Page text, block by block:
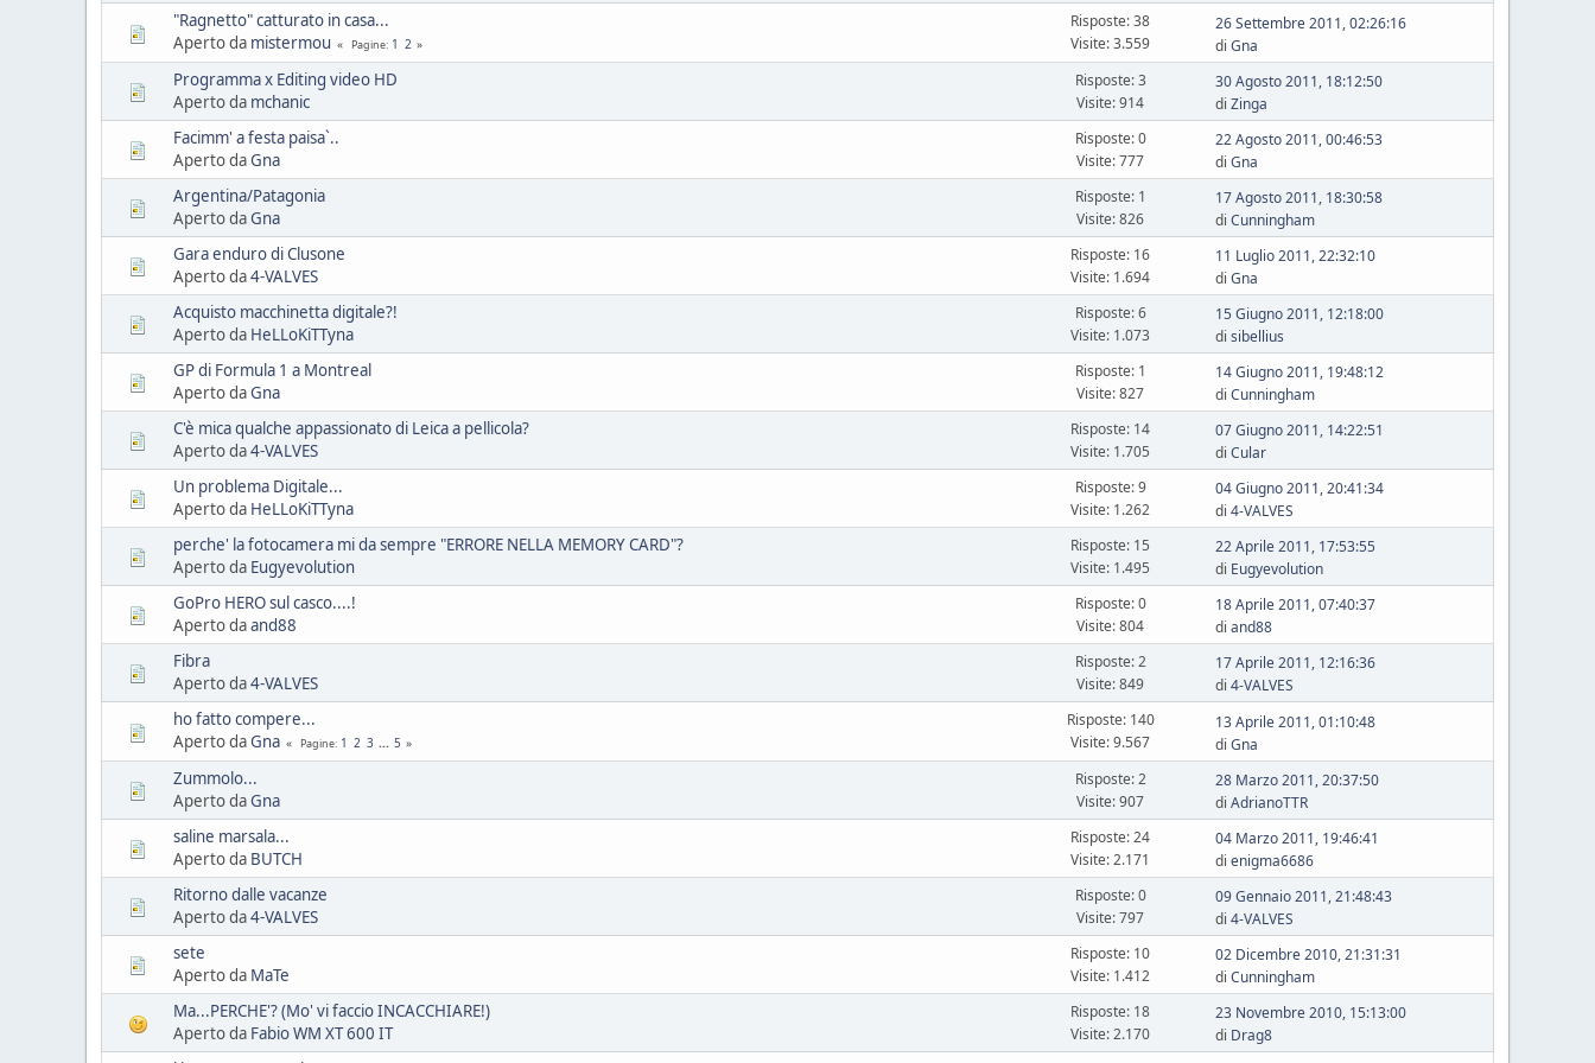
"Ragnetto" catturato in casa...
Aperto da mistermou Pagine 1 2
Risposte: 38
Visite: 3.559
26 Settembre 2011, 02:26:16
di Gna
Programma x Editing video HD
Aperto da mchanic
Risposte: 3
Visite: 914
30 Agosto 2011, 18:12:50
di Zinga
Facimm' a festa paisa`..
Aperto daGna
Risposte: 0
Visite: 777
22 Agosto 2011, 00:46:53
di Gna
Argentina/Patagonia
Aperto daGna
Risposte: 1
Visite: 826
17 Agosto 2011, 18:30:58
di Cunningham
Gara enduro di Clusone
Aperto da4-VALVES
Risposte: 16
Visite: 1.694
11 Luglio 2011, 22:32:10
di Gna
Acquisto macchinetta digitale?!
Aperto da HeLLoKiTTyna
Risposte: 6
Visite: 1.073
15 Giugno 2011, 12:18:00
di sibellius
GP di Formula 1 a Montreal
Aperto daGna
Risposte: 1
Visite: 827
14 Giugno 2011, 19:48:12
di Cunningham
C'è mica qualche appassionato di Leica a pellicola?
Aperto da4-VALVES
Risposte: 14
Visite: 1.705
07 Giugno 2011, 14:22:51
di Cular
Un problema Digitale...
Aperto da HeLLoKiTTyna
Risposte: 9
Visite: 1.262
04 Giugno 2011, 20:41:34
di 4-VALVES
perche' la fotocamera mi da sempre "ERRORE NELLA MEMORY CARD"?
Aperto da Eugyevolution
Risposte: 15
Visite: 1.495
22 Aprile 2011, 17:53:55
di Eugyevolution
GoPro HERO sul casco....!
Aperto daand88
Risposte: 0
Visite: 804
18 Aprile 2011, 07:40:37
di and88
Fibra
Aperto da4-VALVES
Risposte: 2
Visite: 849
17 Aprile 2011, 12:16:36
di 4-VALVES
ho fatto compere...
Aperto daGna Pagine 1 2 3 ... 5
Risposte: 140
Visite: 9.567
13 Aprile 2011, 01:10:48
di Gna
Zummolo...
Aperto daGna
Risposte: 2
Visite: 907
28 Marzo 2011, 20:37:50
di AdrianoTTR
saline marsala...
Aperto da BUTCH
Risposte: 24
Visite: 2.171
04 Marzo 2011, 19:46:41
di enigma6686
Ritorno dalle vacanze
Aperto da4-VALVES
Risposte: 0
Visite: 797
09 Gennaio 2011, 21:48:43
di 4-VALVES
sete
Aperto da MaTe
Risposte: 10
Visite: 1.412
02 Dicembre 2010, 21:31:31
di Cunningham
Ma...PERCHE'? (Mo' vi faccio INCACCHIARE!)
Aperto da Fabio WM XT 600 IT
Risposte: 18
Visite: 2.170
23 Novembre 2010, 15:13:00
di Drag8